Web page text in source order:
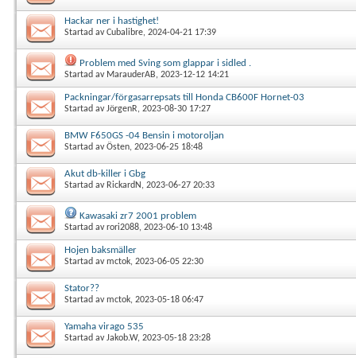
Hackar ner i hastighet!
Startad avCubalibre, 2024-04-21 17:39
Problem med Sving som glappar i sidled .
Startad av MarauderAB, 2023-12-12 14:21
Packningar/förgasarrepsats till Honda CB600F Hornet-03
Startad avJörgenR, 2023-08-30 17:27
BMW F650GS -04 Bensin i motoroljan
Startad avÖsten, 2023-06-25 18:48
Akut db-killer i Gbg
Startad av RickardN , 2023-06-27 20:33
Kawasaki zr7 2001 problem
Startad avrori2088, 2023-06-10 13:48
Hojen baksmäller
Startad avmctok, 2023-06-05 22:30
Stator??
Startad avmctok, 2023-05-18 06:47
Yamaha virago 535
Startad avJakob.W, 2023-05-18 23:28